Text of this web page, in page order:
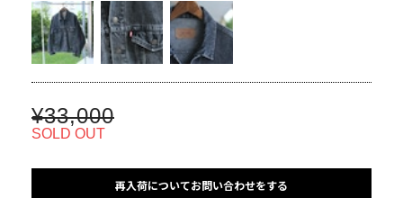
¥33,000
SOLD OUT
再入荷についてお問い合わせをする